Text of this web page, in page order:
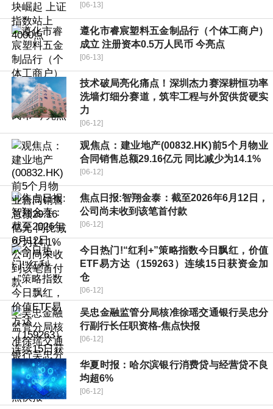
[06-13]
遵化市睿宸塑料五金制品行（个体工商户）
成立 注册资本0.5万人民币 今亮点
[06-13]
技术破局亮化痛点！深圳杰力赛深耕恒功率
洗墙灯细分赛道，筑牢工程与外贸供货硬实
力
[06-12]
观焦点：建业地产(00832.HK)前5个月物业
合同销售总额29.16亿元 同比减少为14.1%
[06-12]
焦点日报:智翔金泰：截至2026年6月12日，
公司尚未收到该笔首付款
[06-12]
今日热门!“红利+”策略指数今日飘红，价值
ETF易方达（159263）连续15日获资金加
仓
[06-12]
吴忠金融监管分局核准徐瑶交通银行吴忠分
行副行长任职资格-焦点快报
[06-12]
华夏时报：哈尔滨银行消费贷与经营贷不良
均超6%
[06-12]